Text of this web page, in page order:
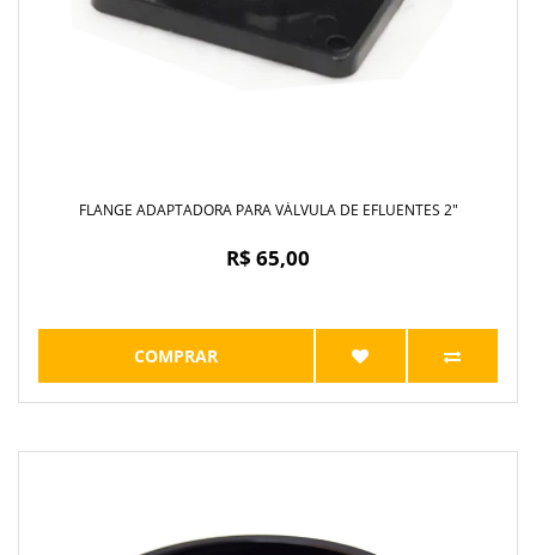
FLANGE ADAPTADORA PARA VÁLVULA DE EFLUENTES 2"
R$ 65,00
COMPRAR